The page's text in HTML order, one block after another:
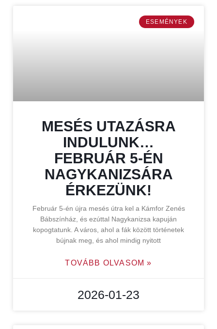
ESEMÉNYEK
MESÉS UTAZÁSRA
INDULUNK…
FEBRUÁR 5-ÉN
NAGYKANIZSÁRA
ÉRKEZÜNK!
Február 5-én újra mesés útra kel a Kámfor Zenés
Bábszínház, és ezúttal Nagykanizsa kapuján
kopogtatunk. A város, ahol a fák között történetek
bújnak meg, és ahol mindig nyitott
TOVÁBB OLVASOM »
2026-01-23